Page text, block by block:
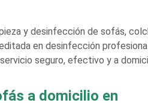
y desinfección de sofás,
en desinfección
seguro, efectivo y a
a domicilio en